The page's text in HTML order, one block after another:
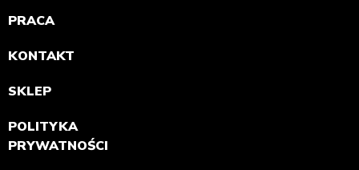
PRACA
KONTAKT
SKLEP
POLITYKA
PRYWATNOŚCI